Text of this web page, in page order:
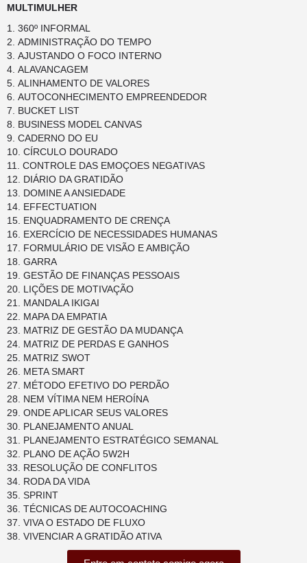
MULTIMULHER
360º INFORMAL
ADMINISTRAÇÃO DO TEMPO
AJUSTANDO O FOCO INTERNO
ALAVANCAGEM
ALINHAMENTO DE VALORES
AUTOCONHECIMENTO EMPREENDEDOR
BUCKET LIST
BUSINESS MODEL CANVAS
CADERNO DO EU
CÍRCULO DOURADO
CONTROLE DAS EMOÇOES NEGATIVAS
DIÁRIO DA GRATIDÃO
DOMINE A ANSIEDADE
EFFECTUATION
ENQUADRAMENTO DE CRENÇA
EXERCÍCIO DE NECESSIDADES HUMANAS
FORMULÁRIO DE VISÃO E AMBIÇÃO
GARRA
GESTÃO DE FINANÇAS PESSOAIS
LIÇÕES DE MOTIVAÇÃO
MANDALA IKIGAI
MAPA DA EMPATIA
MATRIZ DE GESTÃO DA MUDANÇA
MATRIZ DE PERDAS E GANHOS
MATRIZ SWOT
META SMART
MÉTODO EFETIVO DO PERDÃO
NEM VÍTIMA NEM HEROÍNA
ONDE APLICAR SEUS VALORES
PLANEJAMENTO ANUAL
PLANEJAMENTO ESTRATÉGICO SEMANAL
PLANO DE AÇÃO 5W2H
RESOLUÇÃO DE CONFLITOS
RODA DA VIDA
SPRINT
TÉCNICAS DE AUTOCOACHING
VIVA O ESTADO DE FLUXO
VIVENCIAR A GRATIDÃO ATIVA